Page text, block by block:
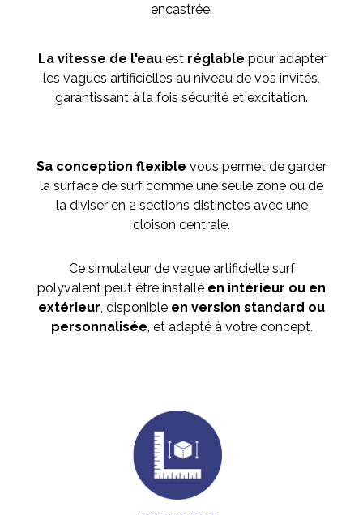
encastrée.
La vitesse de l'eau est réglable pour adapter
les vagues artificielles au niveau de vos invités,
garantissant à la fois sécurité et excitation.
Sa conception flexible vous permet de garder
la surface de surf comme une seule zone ou de
la diviser en 2 sections distinctes avec une
cloison centrale.
Ce simulateur de vague artificielle surf
polyvalent peut être installé en intérieur ou en
extérieur, disponible en version standard ou
personnalisée, et adapté à votre concept.